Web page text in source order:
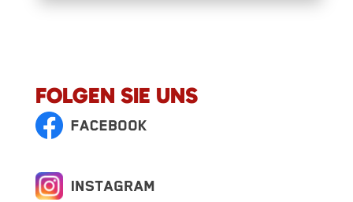
FOLGEN SIE UNS